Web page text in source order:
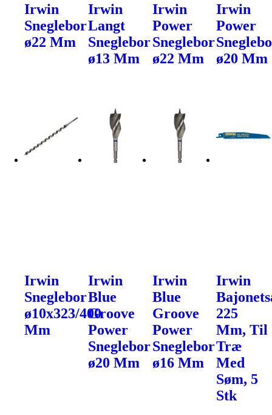
Irwin
Sneglebor
ø22 Mm
Irwin
Langt
Sneglebor
ø13 Mm
Irwin
Power
Sneglebor
ø22 Mm
Irwin
Power
ø20 Mm
Irwin
Sneglebor
ø10x323/400
Mm
Irwin
Blue
Groove
Power
Sneglebor
ø20 Mm
Irwin
Blue
Groove
Power
Sneglebor
ø16 Mm
Irwin
225
Mm, Til
Træ
Med
Søm, 5
Stk